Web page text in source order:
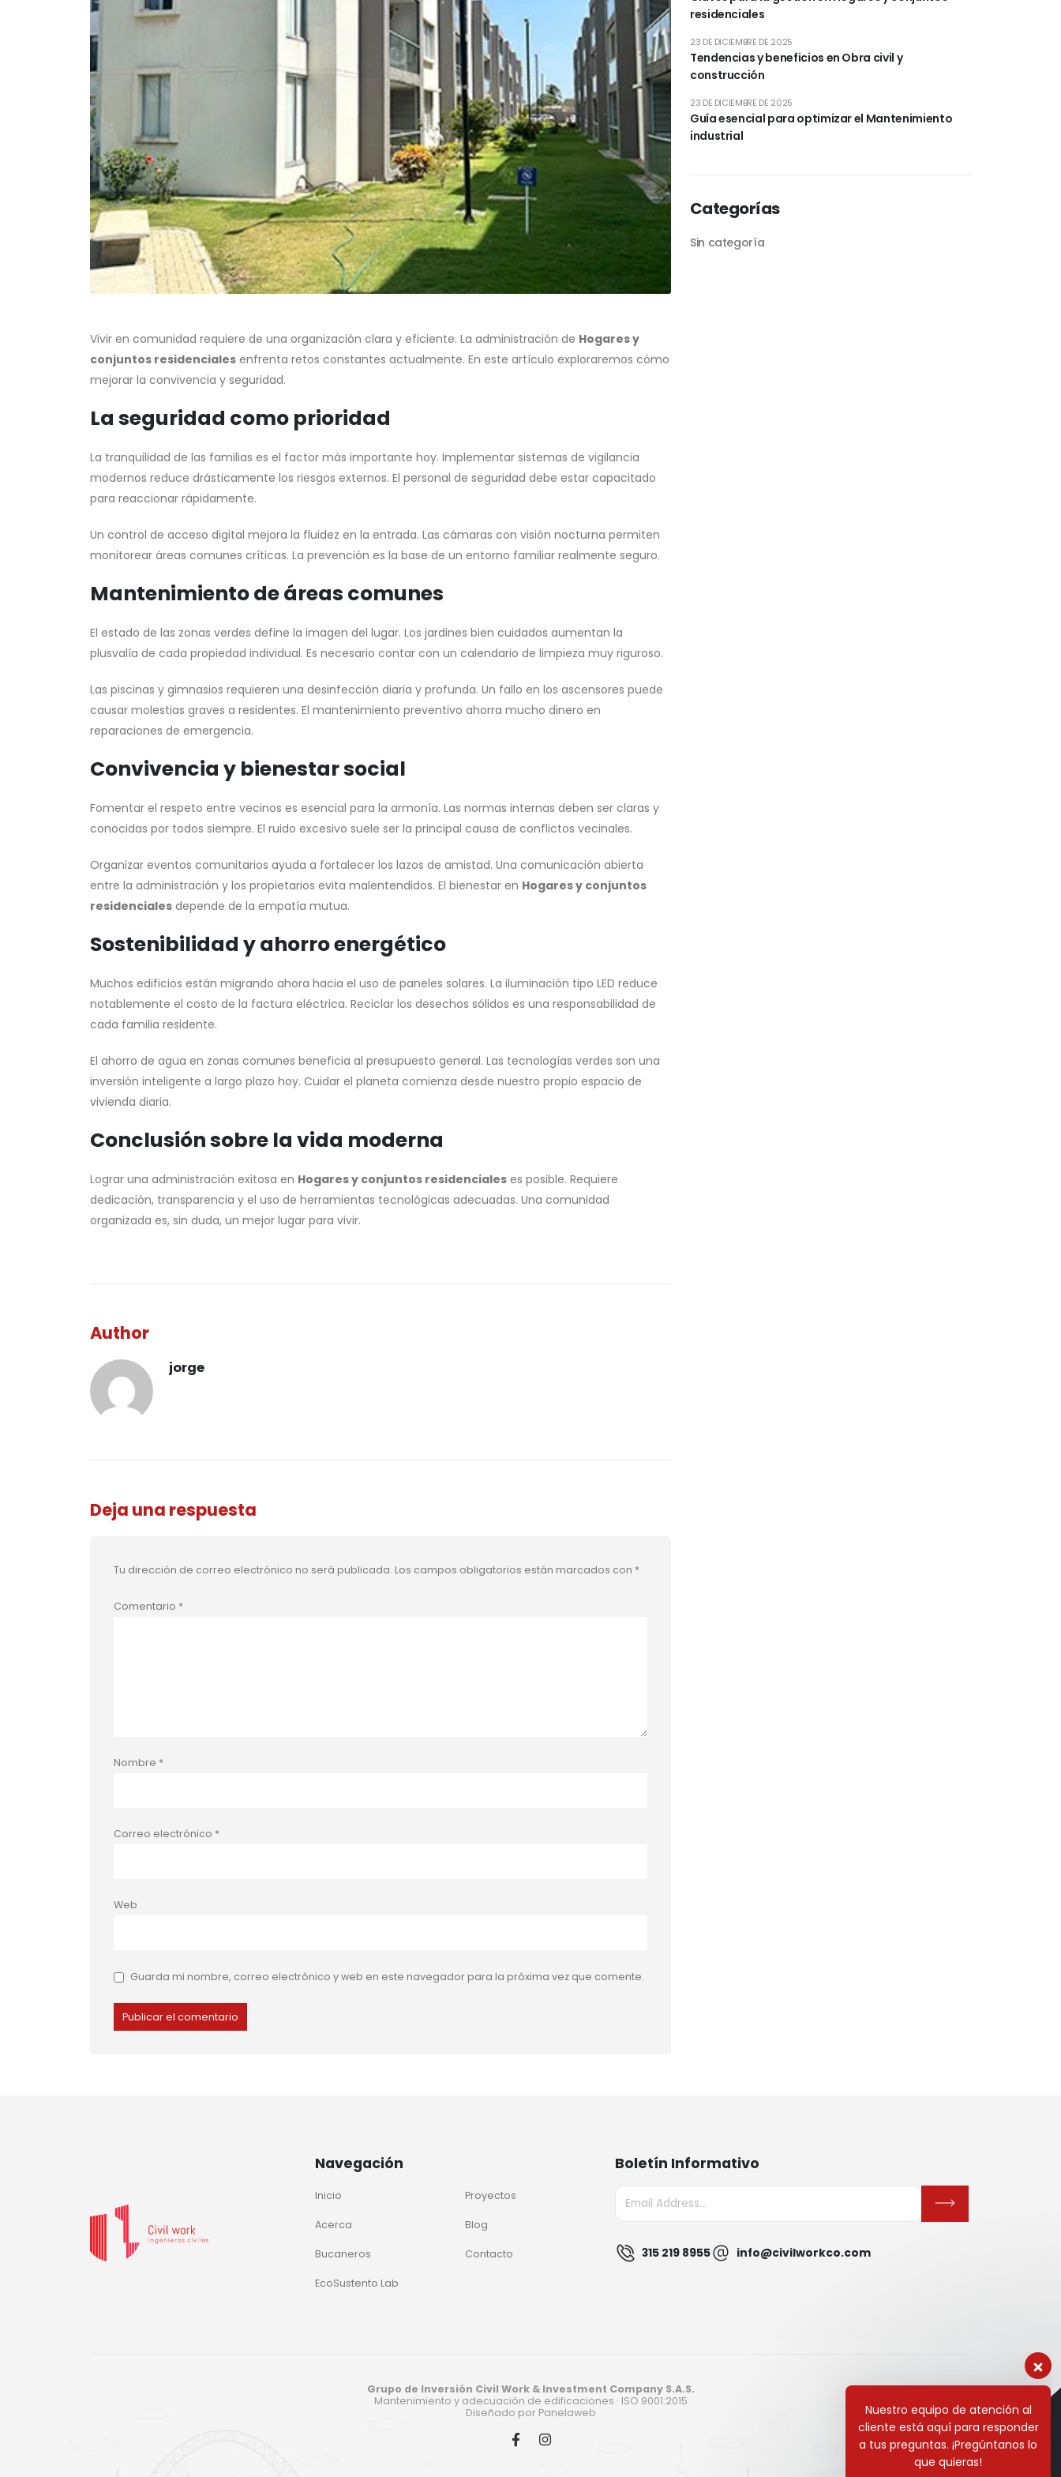
Vivir en comunidad requiere de una organización clara y eficiente. La administración de Hogares y
conjuntos residenciales enfrenta retos constantes actualmente. En este artículo exploraremos cómo
mejorar la convivencia y seguridad.
La seguridad como prioridad
La tranquilidad de las familias es el factor más importante hoy. Implementar sistemas de vigilancia
modernos reduce drásticamente los riesgos externos. El personal de seguridad debe estar capacitado
para reaccionar rápidamente.
Un control de acceso digital mejora la fluidez en la entrada. Las cámaras con visión nocturna permiten
monitorear áreas comunes críticas. La prevención es la base de un entorno familiar realmente seguro.
Mantenimiento de áreas comunes
El estado de las zonas verdes define la imagen del lugar. Los jardines bien cuidados aumentan la
plusvalía de cada propiedad individual. Es necesario contar con un calendario de limpieza muy riguroso.
Las piscinas y gimnasios requieren una desinfección diaria y profunda. Un fallo en los ascensores puede
causar molestias graves a residentes. El mantenimiento preventivo ahorra mucho dinero en
reparaciones de emergencia.
Convivencia y bienestar social
Fomentar el respeto entre vecinos es esencial para la armonía. Las normas internas deben ser claras y
conocidas por todos siempre. El ruido excesivo suele ser la principal causa de conflictos vecinales.
Organizar eventos comunitarios ayuda a fortalecer los lazos de amistad. Una comunicación abierta
entre la administración y los propietarios evita malentendidos. El bienestar en Hogares y conjuntos
residenciales depende de la empatía mutua.
Sostenibilidad y ahorro energético
Muchos edificios están migrando ahora hacia el uso de paneles solares. La iluminación tipo LED reduce
notablemente el costo de la factura eléctrica. Reciclar los desechos sólidos es una responsabilidad de
cada familia residente.
El ahorro de agua en zonas comunes beneficia al presupuesto general. Las tecnologías verdes son una
inversión inteligente a largo plazo hoy. Cuidar el planeta comienza desde nuestro propio espacio de
vivienda diaria.
Conclusión sobre la vida moderna
Lograr una administración exitosa en Hogares y conjuntos residenciales es posible. Requiere
dedicación, transparencia y el uso de herramientas tecnológicas adecuadas. Una comunidad
organizada es, sin duda, un mejor lugar para vivir.
Author
jorge
Deja una respuesta
Tu dirección de correo electrónico no será publicada. Los campos obligatorios están marcados con *
Comentario *
Nombre *
Correo electrónico *
Web
Guarda mi nombre, correo electrónico y web en este navegador para la próxima vez que comente.
residenciales
Tendencias y beneficios en Obra civil y
construcción
23 DE DICIEMBRE DE 2025
Guía esencial para optimizar el Mantenimiento
industrial
23 DE DICIEMBRE DE 2025
Categorías
Sin categoría
Navegación
Inicio
Acerca
Bucaneros
EcoSustento Lab
Proyectos
Blog
Contacto
Boletín Informativo
315 219 8955 info@civilworkco.com
Grupo de Inversión Civil Work & Investment Company S.A.S.
Mantenimiento y adecuación de edificaciones · ISO 9001:2015
Diseñado por Panelaweb
Nuestro equipo de atención al
a tus preguntas. ¡Pregúntanos lo
que quieras!